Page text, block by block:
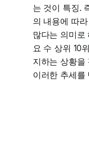
는 것이 특징.
의 내용에 따
많다는 의미
요 수 상위 10
지하는 상황을
이러한 추세를